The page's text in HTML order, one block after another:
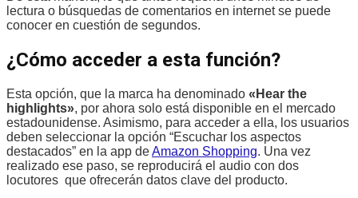
lectura o búsquedas de comentarios en internet se puede
conocer en cuestión de segundos.
¿Cómo acceder a esta función?
Esta opción, que la marca ha denominado «Hear the
highlights», por ahora solo está disponible en el mercado
estadounidense. Asimismo, para acceder a ella, los usuarios
deben seleccionar la opción “Escuchar los aspectos
destacados” en la app deAmazon Shopping. Una vez
realizado ese paso, se reproducirá el audio con dos
locutores que ofrecerán datos clave del producto.